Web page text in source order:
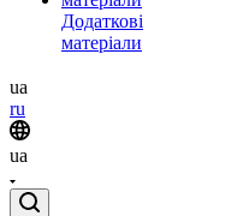
Додаткові
матеріали
ua
ru
ua